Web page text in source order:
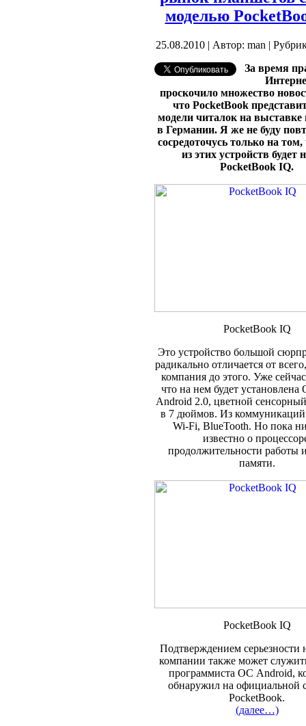
моделью
25.08.2010 | Автор: man |
За время
проскочило множество
что PocketBook
модели читалок на выставке
в Германии. Я же не буду
сосредоточусь только на
из этих устройств будет
PocketBook IQ.
PocketBook IQ
Это устройство большой
радикально отличается от
компания до этого. Уже
что на нем будет
Android 2.0, цветной
в 7 дюймов. Из коммуникаций
Wi-Fi, BlueTooth. Но пока
известно о
продолжительности работы
памяти.
PocketBook IQ
Подтверждением серьезности
компании также может
программиста ОС Android,
обнаружил на официальной
PocketBook.
(далее…)